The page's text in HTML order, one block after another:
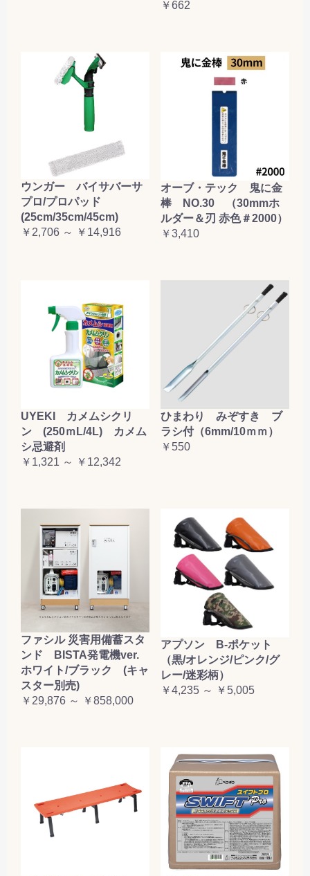
￥662
ウンガー バイサバーサ
プロ/プロパッド
(25cm/35cm/45cm)
￥2,706 ～ ￥14,916
オーブ・テック 鬼に金
棒 NO.30 （30mmホ
ルダー＆刃 赤色＃2000）
￥3,410
UYEKI カメムシクリ
ン (250ｍL/4L) カメム
シ忌避剤
￥1,321 ～ ￥12,342
ひまわり みぞすき ブ
ラシ付（6mm/10ｍｍ）
￥550
ファシル 災害用備蓄スタ
ンド BISTA発電機ver.
ホワイト/ブラック (キャ
スター別売)
￥29,876 ～ ￥858,000
アプソン B-ポケット
（黒/オレンジ/ピンク/グ
レー/迷彩柄）
￥4,235 ～ ￥5,005